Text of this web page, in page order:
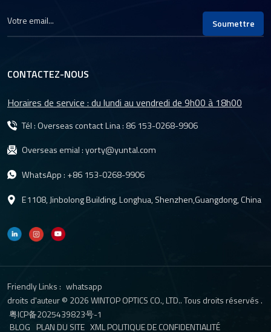
Soumettre
CONTACTEZ-NOUS
Horaires de service : du lundi au vendredi de 9h00 à 18h00
Tél : Overseas contact Lina : 86 153-0268-9906
Overseas emial :yorty@yuntal.com
WhatsApp : +86 153-0268-9906
E1108, Jinbolong Building, Longhua, Shenzhen,Guangdong, China
Friendly Links : whatsapp
droits d'auteur © 2026 WINTOP OPTICS CO., LTD.. Tous droits réservés .
粤ICP备2025439823号-1
BLOG PLAN DU SITE XMLPOLITIQUE DE CONFIDENTIALITÉ